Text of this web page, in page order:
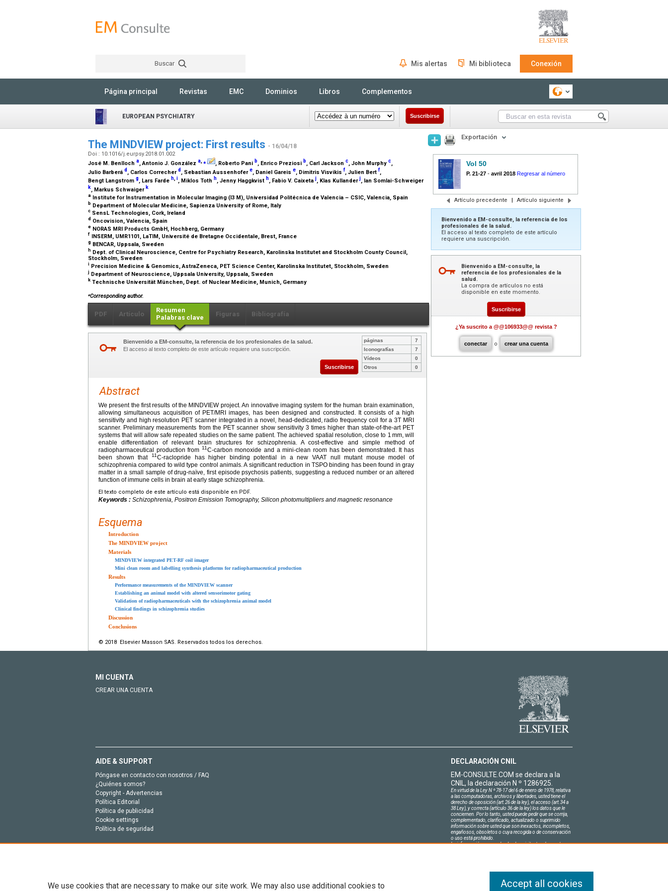
Buscar Mis alertas Mi biblioteca Conexión
Página principal Revistas EMC Dominios Libros Complementos
EUROPEAN PSYCHIATRY Suscribirse
The MINDVIEW project: First results - 16/04/18
Doi : 10.1016/j.eurpsy.2018.01.002
José M. Benlloch a, Antonio J. González a,⁎ , Roberto Pani b, Enrico Preziosi b, Carl Jackson c, John Murphy c,
Julio Barberá d , Carlos Correcherd , Sebastian Aussenhofere, Daniel Gareis e, Dimitris Visvikis f, Julien Bert f,
Bengt Langstrom g, Lars Farde h,i, Miklos Toth h, Jenny Haggkvist h, Fabio V. Caixetaj, Klas Kullanderj, Ian Somlai-Schweiger
k, Markus Schwaiger k
a Institute for Instrumentation in Molecular Imaging (I3 M), Universidad Politécnica de Valencia – CSIC, Valencia, Spain
b Department of Molecular Medicine, Sapienza University of Rome, Italy
c SensL Technologies, Cork, Ireland
d Oncovision, Valencia, Spain
e NORAS MRI Products GmbH, Hochberg, Germany
f INSERM, UMR1101, LaTIM, Université de Bretagne Occidentale, Brest, France
g BENCAR, Uppsala, Sweden
h Dept. of Clinical Neuroscience, Centre for Psychiatry Research, Karolinska Institutet and Stockholm County Council,
Stockholm, Sweden
i Precision Medicine & Genomics, AstraZeneca, PET Science Center, Karolinska Institutet, Stockholm, Sweden
j Department of Neuroscience, Uppsala University, Uppsala, Sweden
k Technische Universität München, Dept. of Nuclear Medicine, Munich, Germany
⁎Corresponding author.
PDF Artículo
Resumen
Palabras clave
Figuras Bibliografía
Bienvenido a EM-consulte, la referencia de los profesionales de la salud.
El acceso al texto completo de este artículo requiere una suscripción.
Suscribirse
páginas
7
Iconografías
7
Vídeos
0
Otros
0
Abstract
We present the first results of the MINDVIEW project. An innovative imaging system for the human brain examination,
allowing simultaneous acquisition of PET/MRI images, has been designed and constructed. It consists of a high
sensitivity and high resolution PET scanner integrated in a novel, head-dedicated, radio frequency coil for a 3T MRI
scanner. Preliminary measurements from the PET scanner show sensitivity 3 times higher than state-of-the-art PET
systems that will allow safe repeated studies on the same patient. The achieved spatial resolution, close to 1 mm, will
enable differentiation of relevant brain structures for schizophrenia. A cost-effective and simple method of
radiopharmaceutical production from 11C-carbon monoxide and a mini-clean room has been demonstrated. It has
been shown that
11C-raclopride has higher binding potential in a new VAAT null mutant mouse model of
schizophrenia compared to wild type control animals. A significant reduction in TSPO binding has been found in gray
matter in a small sample of drug-naïve, first episode psychosis patients, suggesting a reduced number or an altered
function of immune cells in brain at early stage schizophrenia.
El texto completo de este artículo está disponible en PDF.
Keywords : Schizophrenia, Positron Emission Tomography, Silicon photomultipliers and magnetic resonance
Esquema
Introduction
The MINDVIEW project
Materials
MINDVIEW integrated PET-RF coil imager
Mini clean room and labelling synthesis platforms for radiopharmaceutical production
Results
Performance measurements of the MINDVIEW scanner
Establishing an animal model with altered sensorimotor gating
Validation of radiopharmaceuticals with the schizophrenia animal model
Clinical findings in schizophrenia studies
Discussion
Conclusions
© 2018 Elsevier Masson SAS. Reservados todos los derechos.
Exportación
Vol 50
P. 21-27 - avril 2018 Regresar al número
Artículo precedente | Artículo siguiente
Bienvenido a EM-consulte, la referencia de los
profesionales de la salud.
El acceso al texto completo de este artículo
requiere una suscripción.
Bienvenido a EM-consulte, la
referencia de los profesionales de la
salud.
La compra de artículos no está
disponible en este momento.
Suscribirse
¿Ya suscrito a @@106933@@ revista ?
conectar o crear una cuenta
MI CUENTA
CREAR UNA CUENTA
AIDE & SUPPORT
Póngase en contacto con nosotros / FAQ
¿Quiénes somos?
Copyright - Advertencias
Política Editorial
Política de publicidad
Cookie settings
Política de seguridad
DECLARACIÓN CNIL
EM-CONSULTE.COM se declara a la
CNIL, la declaración N º 1286925.
En virtud de la Ley N º 78-17 del 6 de enero de 1978, relativa
a las computadoras, archivos y libertades, usted tiene el
derecho de oposición (art.26 de la ley), el acceso (art.34 a
38 Ley), y correcta (artículo 36 de la ley) los datos que le
conciernen. Por lo tanto, usted puede pedir que se corrija,
complementado, clarificado, actualizado o suprimido
información sobre usted que son inexactos, incompletos,
engañosos, obsoletos o cuya recogida o de conservación
o uso está prohibido.
La información personal sobre los visitantes de nuestro
We use cookies that are necessary to make our site work. We may also use additional cookies to Accept all cookies